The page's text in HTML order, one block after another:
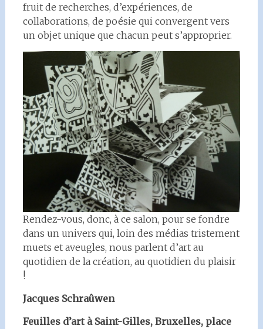
fruit de recherches, d’expériences, de
collaborations, de poésie qui convergent vers
un objet unique que chacun peut s’approprier.
Rendez-vous, donc, à ce salon, pour se fondre
dans un univers qui, loin des médias tristement
muets et aveugles, nous parlent d’art au
quotidien de la création, au quotidien du plaisir
!
Jacques Schraûwen
Feuilles d’art à Saint-Gilles, Bruxelles, place